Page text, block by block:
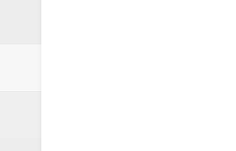
PL e
Renata
Unidos